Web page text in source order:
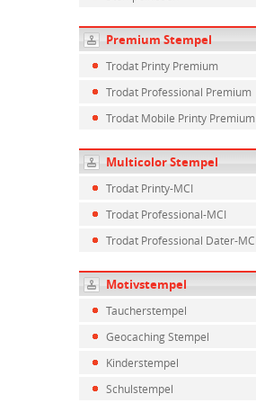
Premium Stempel
Trodat Printy Premium
Trodat Professional Premium
Trodat Mobile Printy Premium
Multicolor Stempel
Trodat Printy-MCI
Trodat Professional-MCI
Trodat Professional Dater-MCI
Motivstempel
Taucherstempel
Geocaching Stempel
Kinderstempel
Schulstempel